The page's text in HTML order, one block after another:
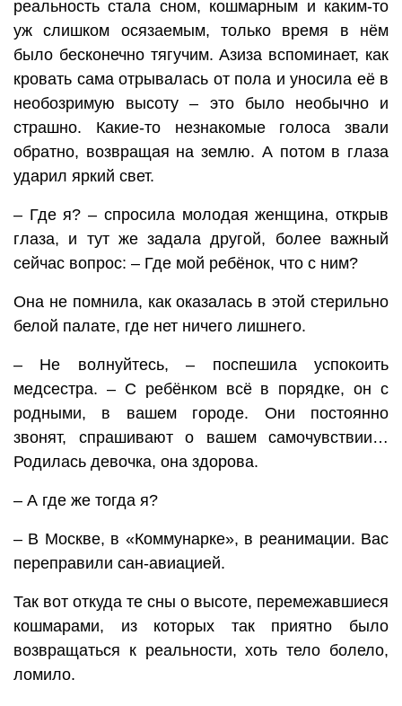
реальность стала сном, кошмарным и каким-то
уж слишком осязаемым, только время в нём
было бесконечно тягучим. Азиза вспоминает, как
кровать сама отрывалась от пола и уносила её в
необозримую высоту – это было необычно и
страшно. Какие-то незнакомые голоса звали
обратно, возвращая на землю. А потом в глаза
ударил яркий свет.
– Где я? – спросила молодая женщина, открыв
глаза, и тут же задала другой, более важный
сейчас вопрос: – Где мой ребёнок, что с ним?
Она не помнила, как оказалась в этой стерильно
белой палате, где нет ничего лишнего.
– Не волнуйтесь, – поспешила успокоить
медсестра. – С ребёнком всё в порядке, он с
родными, в вашем городе. Они постоянно
звонят, спрашивают о вашем самочувствии…
Родилась девочка, она здорова.
– А где же тогда я?
– В Москве, в «Коммунарке», в реанимации. Вас
переправили сан-авиацией.
Так вот откуда те сны о высоте, перемежавшиеся
кошмарами, из которых так приятно было
возвращаться к реальности, хоть тело болело,
ломило.